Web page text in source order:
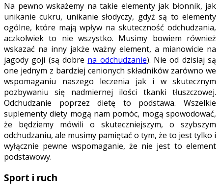
Na pewno wskażemy na takie elementy jak błonnik, jak
unikanie cukru, unikanie słodyczy, gdyż są to elementy
ogólne, które mają wpływ na skuteczność odchudzania,
aczkolwiek to nie wszystko. Musimy bowiem również
wskazać na inny jakże ważny element, a mianowicie na
jagody goji (są dobre na odchudzanie). Nie od dzisiaj są
one jednym z bardziej cenionych składników zarówno we
wspomaganiu naszego leczenia jak i w skutecznym
pozbywaniu się nadmiernej ilości tkanki tłuszczowej.
Odchudzanie poprzez dietę to podstawa. Wszelkie
suplementy diety mogą nam pomóc, mogą spowodować,
że będziemy mówili o skuteczniejszym, o szybszym
odchudzaniu, ale musimy pamiętać o tym, że to jest tylko i
wyłącznie pewne wspomaganie, że nie jest to element
podstawowy.
Sport i ruch